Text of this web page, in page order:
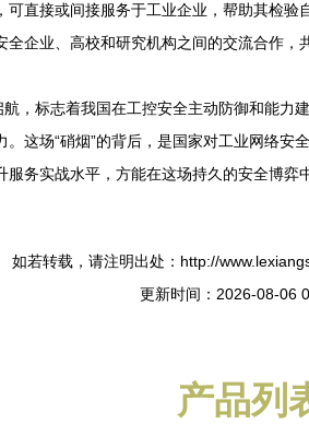
直接或间接服务于工业企业，帮助其检验
全企业、高校和研究机构之间的交流合作
，标志着我国在工控安全主动防御和能
这场“硝烟”的背后，是国家对工业网络
务实战水平，方能在这场持久的安全博
如若转载，请注明出处：http://
更新时间：2026-08-06
产品列